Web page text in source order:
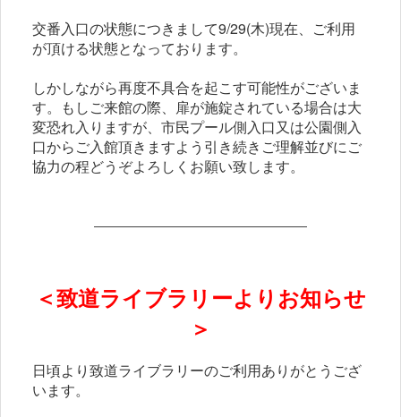
交番入口の状態につきまして9/29(木)現在、ご利用
が頂ける状態となっております。
しかしながら再度不具合を起こす可能性がございま
す。もしご来館の際、 扉が施錠されている場合は大
変恐れ入りますが、市民プール側入口又は公園側入
口からご入館頂きますよう引き続きご理解並びにご
協力の程どうぞよろしくお願い致します。
―――――――――――――――――
＜致道ライブラリーよりお知らせ
＞
日頃より致道ライブラリーのご利用ありがとうござ
います。